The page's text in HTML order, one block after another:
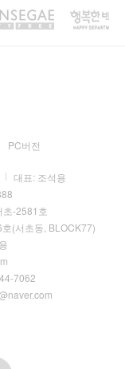
PC버전
대표: 조석용
초-2581호
(서초동, BLOCK77)
7062